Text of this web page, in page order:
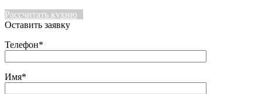
Рассчитать кухню
Оставить заявку
Телефон*
Имя*